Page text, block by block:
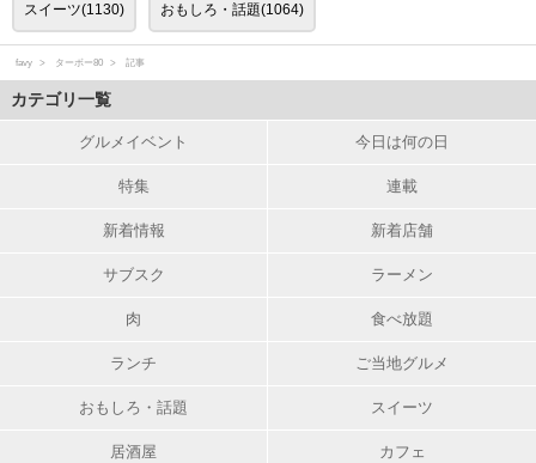
スイーツ(1130) おもしろ・話題(1064)
favy ターボー80 記事
カテゴリ一覧
グルメイベント 今日は何の日
特集 連載
新着情報 新着店舗
サブスク ラーメン
肉 食べ放題
ランチ ご当地グルメ
おもしろ・話題 スイーツ
居酒屋 カフェ